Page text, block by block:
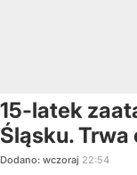
15-latek
Śląsku. Trwa
Dodano: wczoraj 22:54